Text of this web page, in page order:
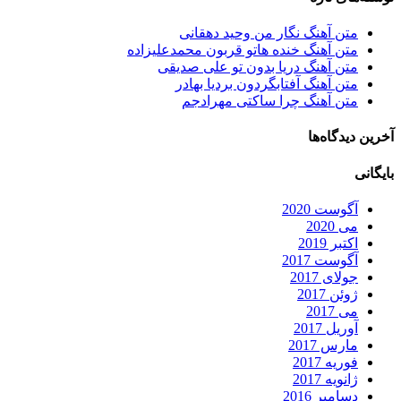
متن آهنگ نگار من وحید دهقانی
متن آهنگ خنده هاتو قربون محمدعلیزاده
متن آهنگ دریا بدون تو علی صدیقی
متن آهنگ آفتابگردون بردیا بهادر
متن آهنگ چرا ساکتی مهرادجم
آخرین دیدگاه‌ها
بایگانی
آگوست 2020
می 2020
اکتبر 2019
آگوست 2017
جولای 2017
ژوئن 2017
می 2017
آوریل 2017
مارس 2017
فوریه 2017
ژانویه 2017
دسامبر 2016